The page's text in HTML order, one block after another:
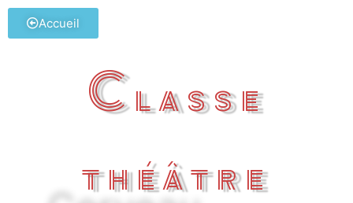
Accueil
Classe
théâtre